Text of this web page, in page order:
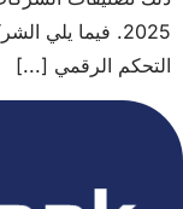
2025. فيما يلي
التحكم الرقمي [...]